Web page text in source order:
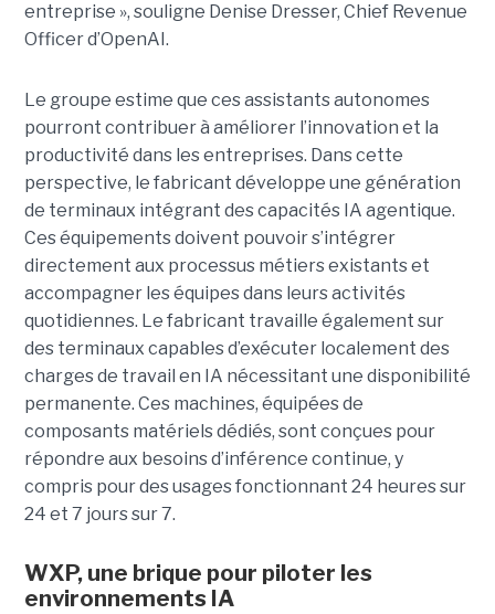
entreprise », souligne Denise Dresser, Chief Revenue
Officer d’OpenAI.
Le groupe estime que ces assistants autonomes
pourront contribuer à améliorer l’innovation et la
productivité dans les entreprises. Dans cette
perspective, le fabricant développe une génération
de terminaux intégrant des capacités IA agentique.
Ces équipements doivent pouvoir s’intégrer
directement aux processus métiers existants et
accompagner les équipes dans leurs activités
quotidiennes. Le fabricant travaille également sur
des terminaux capables d’exécuter localement des
charges de travail en IA nécessitant une disponibilité
permanente. Ces machines, équipées de
composants matériels dédiés, sont conçues pour
répondre aux besoins d’inférence continue, y
compris pour des usages fonctionnant 24 heures sur
24 et 7 jours sur 7.
WXP, une brique pour piloter les
environnements IA